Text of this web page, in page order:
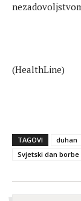
(HealthLine)
TAGOVI duhan
Svjetski dan